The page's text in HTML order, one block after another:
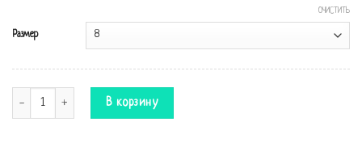
Размер
ОЧИСТИТЬ
Количество Комбинезон Полосатый черный+белый
В корзину